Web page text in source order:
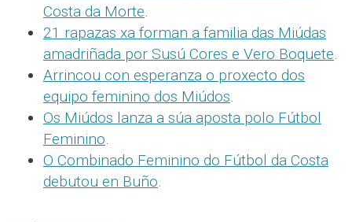
Costa da Morte.
21 rapazas xa forman a familia das Miúdas
amadriñada por Susú Cores e Vero Boquete.
Arrincou con esperanza o proxecto dos
equipo feminino dos Miúdos.
Os Miúdos lanza a súa aposta polo Fútbol
Feminino.
O Combinado Feminino do Fútbol da Costa
debutou en Buño.